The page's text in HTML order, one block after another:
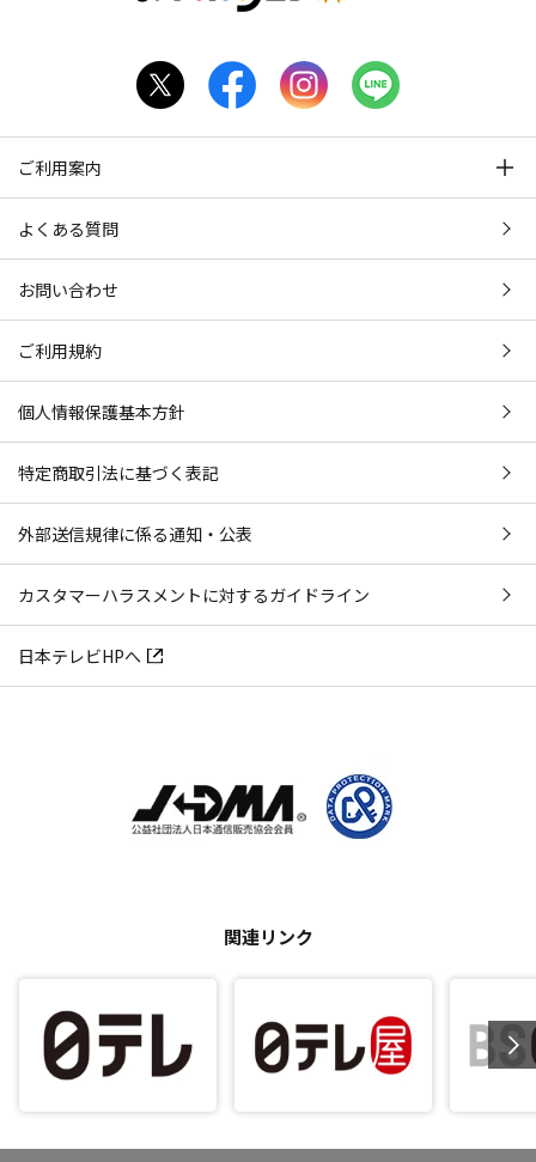
ご利用案内
よくある質問
お問い合わせ
ご利用規約
個人情報保護基本方針
特定商取引法に基づく表記
外部送信規律に係る通知・公表
カスタマーハラスメントに対するガイドライン
日本テレビHPへ
関連リンク